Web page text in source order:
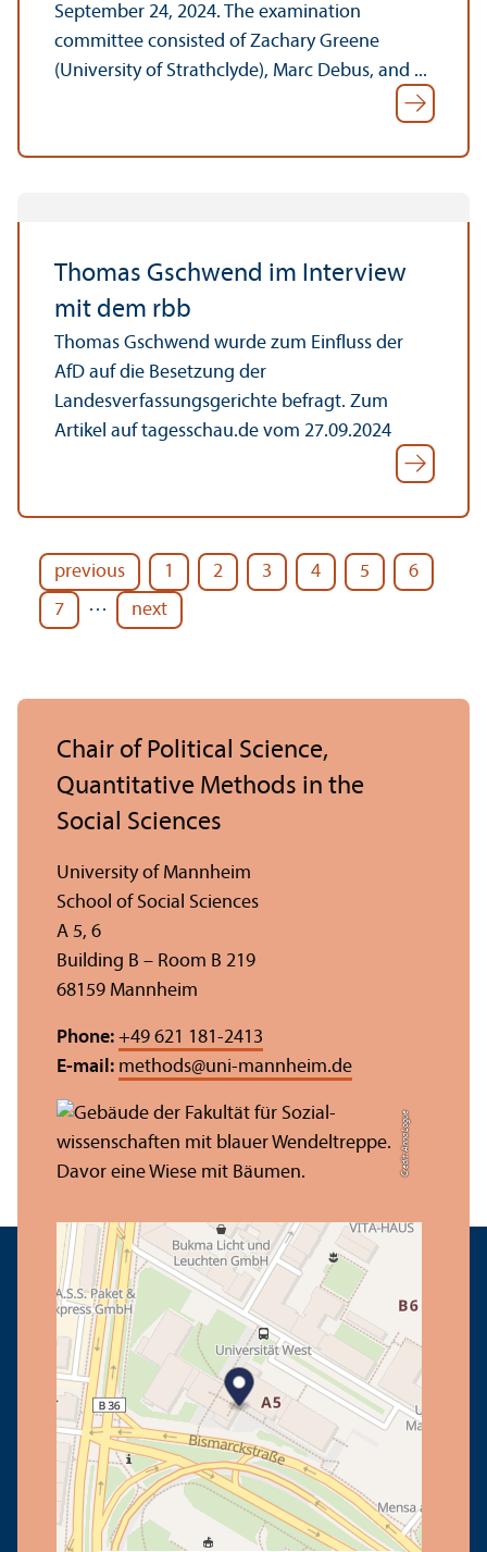
September 24, 2024. The examination
committee consisted of Zachary Greene
(University of Strathclyde), Marc Debus, and ...
Thomas Gschwend im Interview
mit dem rbb
Thomas Gschwend wurde zum Einfluss der
AfD auf die Besetzung der
Landesverfassungsgerichte befragt. Zum
Artikel auf tagesschau.de vom 27.09.2024
previous 1 2 3 4 5
6
7
… next
Credit: Anna Logue
Chair of Political Science,
Quantitative Methods in the
Social Sciences
University of Mannheim
School of Social Sciences
A 5, 6
Building B – Room B 219
68159 Mannheim
Phone: +49 621 181-2413
E-mail: methods@uni-mannheim.de